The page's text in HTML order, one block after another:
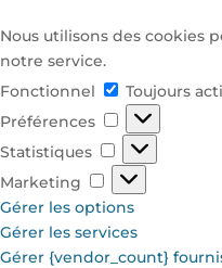
Nous utilisons des cookies
notre service.
Fonctionnel
Fonctionnel
Toujours
Préférences
Préférences
Statistiques
Statistiques
Marketing
Marketing
Gérer les options
Gérer les services
Gérer {vendor_count}